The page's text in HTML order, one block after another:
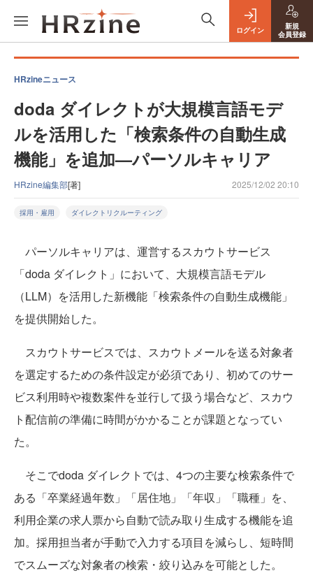
ログイン
新規
会員登録
HRzineニュース
doda ダイレクトが大規模言語モデ
ルを活用した「検索条件の自動生成
機能」を追加—パーソルキャリア
HRzine編集部[著] 2025/12/02 20:10
採用・雇用 ダイレクトリクルーティング
パーソルキャリアは、運営するスカウトサービス
「doda ダイレクト」において、大規模言語モデル
（LLM）を活用した新機能「検索条件の自動生成機能」
を提供開始した。
スカウトサービスでは、スカウトメールを送る対象者
を選定するための条件設定が必須であり、初めてのサー
ビス利用時や複数案件を並行して扱う場合など、スカウ
ト配信前の準備に時間がかかることが課題となってい
た。
そこでdoda ダイレクトでは、4つの主要な検索条件で
ある「卒業経過年数」「居住地」「年収」「職種」を、
利用企業の求人票から自動で読み取り生成する機能を追
加。採用担当者が手動で入力する項目を減らし、短時間
でスムーズな対象者の検索・絞り込みを可能とした。